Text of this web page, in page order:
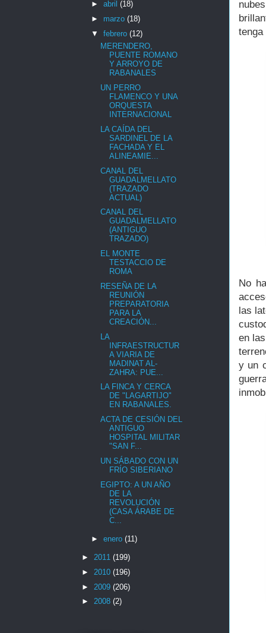
No
las
en
y un
► abril (18)
► marzo (18)
▼ febrero (12)
MERENDERO,
PUENTE ROMANO
Y ARROYO DE
RABANALES
UN PERRO
FLAMENCO Y UNA
ORQUESTA
INTERNACIONAL
LA CAÍDA DEL
SARDINEL DE LA
FACHADA Y EL
ALINEAMIE...
CANAL DEL
GUADALMELLATO
(TRAZADO
ACTUAL)
CANAL DEL
GUADALMELLATO
(ANTIGUO
TRAZADO)
EL MONTE
TESTACCIO DE
ROMA
RESEÑA DE LA
REUNIÓN
PREPARATORIA
PARA LA
CREACIÓN...
LA
INFRAESTRUCTUR
A VIARIA DE
MADINAT AL-
ZAHRA: PUE...
LA FINCA Y CERCA
DE "LAGARTIJO"
EN RABANALES.
ACTA DE CESIÓN DEL
ANTIGUO
HOSPITAL MILITAR
"SAN F...
UN SÁBADO CON UN
FRÍO SIBERIANO
EGIPTO: A UN AÑO
DE LA
REVOLUCIÓN
(CASA ÁRABE DE
C...
► enero (11)
► 2011 (199)
► 2010 (196)
► 2009 (206)
► 2008 (2)